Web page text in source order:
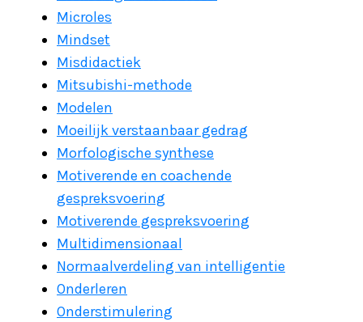
Microles
Mindset
Misdidactiek
Mitsubishi-methode
Modelen
Moeilijk verstaanbaar gedrag
Morfologische synthese
Motiverende en coachende
gespreksvoering
Motiverende gespreksvoering
Multidimensionaal
Normaalverdeling van intelligentie
Onderleren
Onderstimulering